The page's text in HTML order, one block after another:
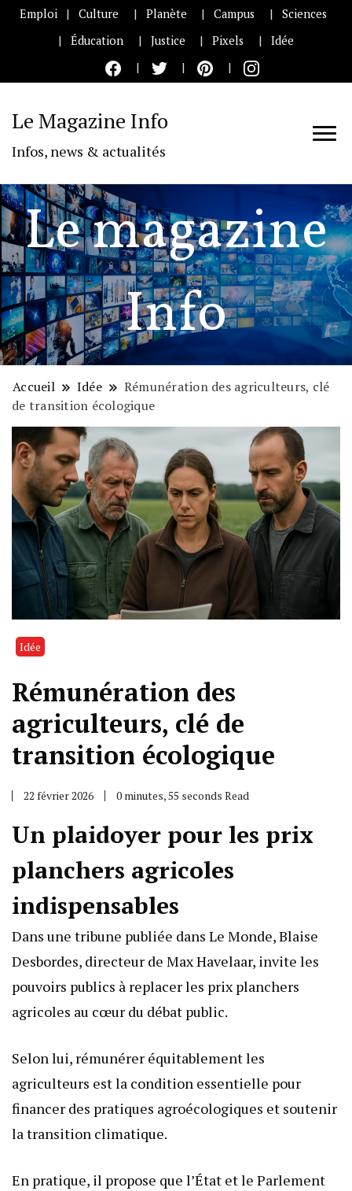
Emploi Culture Planète Campus
Sciences
Éducation
Justice Pixels Idée
Le Magazine Info
Infos, news & actualités
Le magazine
Info
Accueil Idée
Rémunération des agriculteurs, clé
de transition écologique
Idée
Rémunération des
agriculteurs, clé de
transition écologique
22 février 2026 0 minutes, 55 seconds Read
Un plaidoyer pour les prix
planchers agricoles
indispensables
Dans une tribune publiée dans Le Monde, Blaise
Desbordes, directeur de Max Havelaar, invite les
pouvoirs publics à replacer les prix planchers
agricoles au cœur du débat public.
Selon lui, rémunérer équitablement les
agriculteurs est la condition essentielle pour
financer des pratiques agroécologiques et soutenir
la transition climatique.
En pratique, il propose que l’État et le Parlement